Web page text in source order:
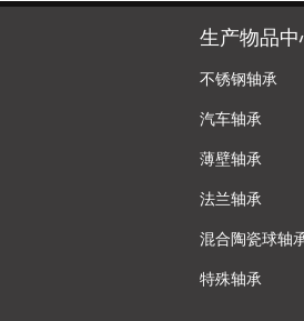
生产物品中
不锈钢轴承
汽车轴承
薄壁轴承
法兰轴承
混合陶瓷球轴
特殊轴承